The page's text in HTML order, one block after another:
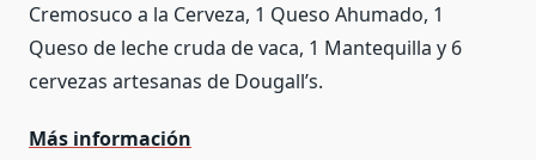
Cremosuco a la Cerveza, 1 Queso Ahumado, 1
Queso de leche cruda de vaca, 1 Mantequilla y 6
cervezas artesanas de Dougall’s.
Más información